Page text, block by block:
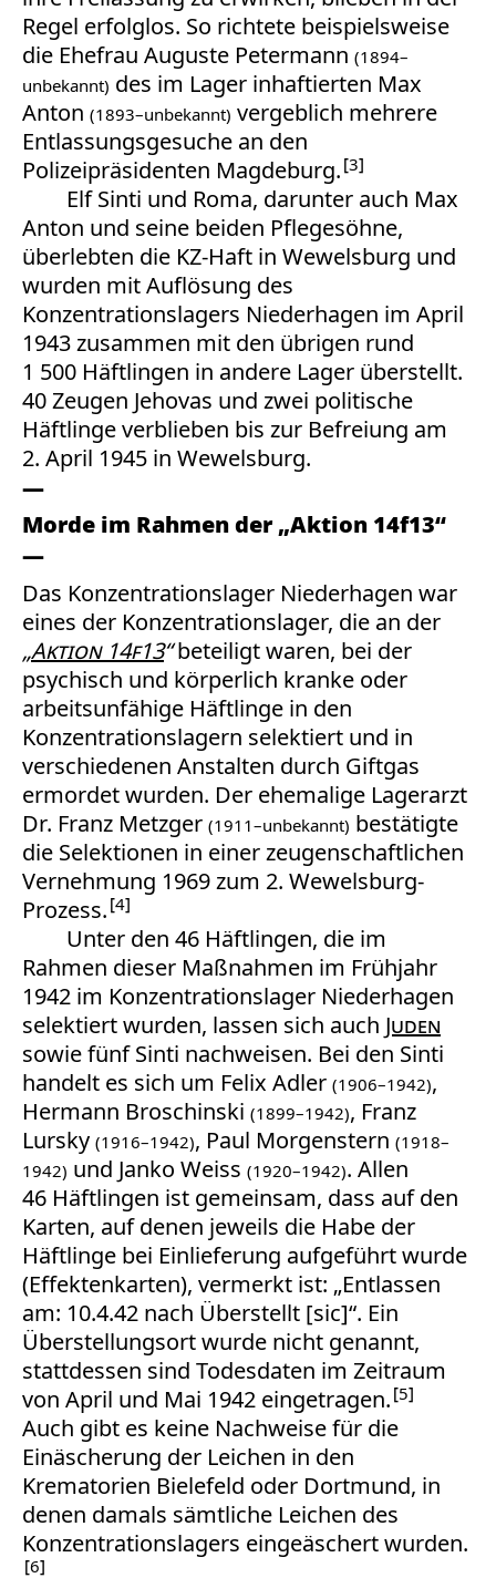
Regel erfolglos. So richtete beispielsweise
die Ehefrau Auguste Petermann (1894–
unbekannt) des im Lager inhaftierten Max
Anton (1893–unbekannt) vergeblich mehrere
Entlassungsgesuche an den
Polizeipräsidenten Magdeburg. 3
Elf Sinti und Roma, darunter auch Max
Anton und seine beiden Pflegesöhne,
überlebten die KZ-Haft in Wewelsburg und
wurden mit Auflösung des
Konzentrationslagers Niederhagen im April
1943 zusammen mit den übrigen rund
1 500 Häftlingen in andere Lager überstellt.
40 Zeugen Jehovas und zwei politische
Häftlinge verblieben bis zur Befreiung am
2. April 1945 in Wewelsburg.
Morde im Rahmen der „Aktion 14f13“
Das Konzentrationslager Niederhagen war
eines der Konzentrationslager, die an der
„Aktion 14f13“beteiligt waren, bei der
psychisch und körperlich kranke oder
arbeitsunfähige Häftlinge in den
Konzentrationslagern selektiert und in
verschiedenen Anstalten durch Giftgas
ermordet wurden. Der ehemalige Lagerarzt
Dr. Franz Metzger (1911–unbekannt) bestätigte
die Selektionen in einer zeugenschaftlichen
Vernehmung 1969 zum 2. Wewelsburg-
Prozess. 4
Unter den 46 Häftlingen, die im
Rahmen dieser Maßnahmen im Frühjahr
1942 im Konzentrationslager Niederhagen
selektiert wurden, lassen sich auch Juden
sowie fünf Sinti nachweisen. Bei den Sinti
handelt es sich um Felix Adler (1906–1942),
Hermann Broschinski (1899–1942), Franz
Lursky (1916–1942), Paul Morgenstern (1918–
1942) und Janko Weiss (1920–1942). Allen
46 Häftlingen ist gemeinsam, dass auf den
Karten, auf denen jeweils die Habe der
Häftlinge bei Einlieferung aufgeführt wurde
(Effektenkarten), vermerkt ist: „Entlassen
am: 10.4.42 nach Überstellt [sic]“. Ein
Überstellungsort wurde nicht genannt,
stattdessen sind Todesdaten im Zeitraum
von April und Mai 1942 eingetragen. 5
Auch gibt es keine Nachweise für die
Einäscherung der Leichen in den
Krematorien Bielefeld oder Dortmund, in
denen damals sämtliche Leichen des
Konzentrationslagers eingeäschert wurden.
6